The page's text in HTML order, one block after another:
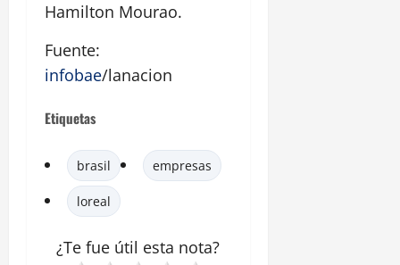
Hamilton Mourao.
Fuente:
infobae/lanacion
Etiquetas
brasil empresas
loreal
¿Te fue útil esta nota?